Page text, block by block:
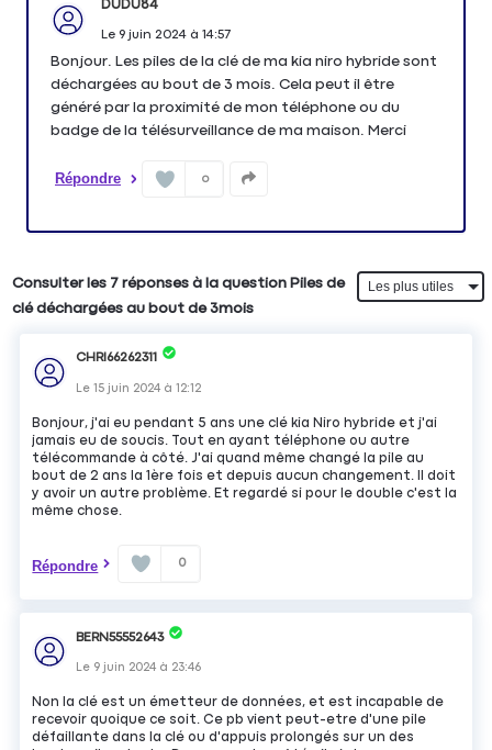
DUDU84
Le 9 juin 2024à 14:57
Bonjour. Les piles de la clé de ma kia niro hybride sont
déchargées au bout de 3 mois. Cela peut il être
généré par la proximité de mon téléphone ou du
badge de la télésurveillance de ma maison. Merci
Répondre 0
Consulter les 7 réponses à la question Piles de
clé déchargées au bout de 3mois
CHRI66262311
Le15 juin 2024 à12:12
Bonjour, j'ai eu pendant 5 ans une clé kia Niro hybride et j'ai
jamais eu de soucis. Tout en ayant téléphone ou autre
télécommande à côté. J'ai quand même changé la pile au
bout de 2 ans la 1ère fois et depuis aucun changement. Il doit
y avoir un autre problème. Et regardé si pour le double c'est la
même chose.
Répondre 0
BERN55552643
Le 9 juin 2024 à 23:46
Non la clé est un émetteur de données, et est incapable de
recevoir quoique ce soit. Ce pb vient peut-etre d'une pile
défaillante dans la clé ou d'appuis prolongés sur un des